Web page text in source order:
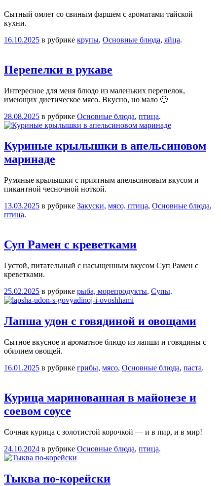
Сытный омлет со свиным фаршем с ароматами тайской
кухни.
16.10.2025 в рубрике крупы, Основные блюда, яйца.
Перепелки в рукаве
Интересное для меня блюдо из маленьких перепелок,
имеющих диетическое мясо. Вкусно, но мало 🙂
28.08.2025 в рубрике Основные блюда, птица.
Куриные крылышки в апельсиновом
маринаде
Румяные крылышки с приятным апельсиновым вкусом и
пикантной чесночной ноткой.
13.03.2025 в рубрике Закуски, мясо, птица, Основные блюда,
птица.
Суп Рамен с креветками
Густой, питательный с насыщенным вкусом Суп Рамен с
креветками.
25.02.2025 в рубрике рыба, морепродукты, Супы.
Лапша удон с говядиной и овощами
Сытное вкусное и ароматное блюдо из лапши и говядины с
обилием овощей.
16.01.2025 в рубрике грибы, мясо, Основные блюда, паста.
Курица маринованная в майонезе и
соевом соусе
Сочная курица с золотистой корочкой — и в пир, и в мир!
24.10.2024 в рубрике Основные блюда, птица.
Тыква по-корейски